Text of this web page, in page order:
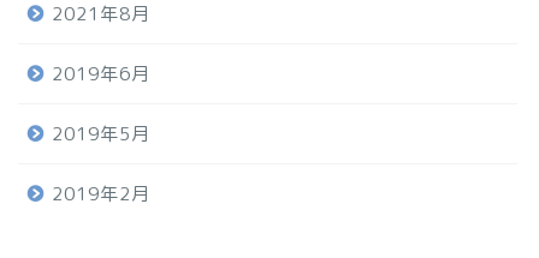
2021年8月
2019年6月
2019年5月
2019年2月